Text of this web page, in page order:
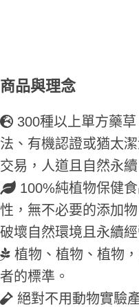
商品與理念
300種以上單方藥
法、有機認證或猶太
交易，人道且自然永續
100%純植物保健
性，無不必要的添加
破壞自然環境且永續經
植物、植物、植物
者的標準。
絕對不用動物實驗